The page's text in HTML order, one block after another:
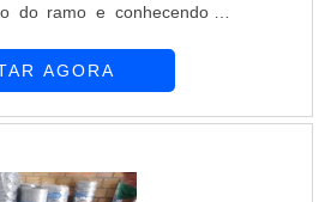
do ramo e conhecendo a
lembrar que o produto
de evitar prejuízos com
AGORA